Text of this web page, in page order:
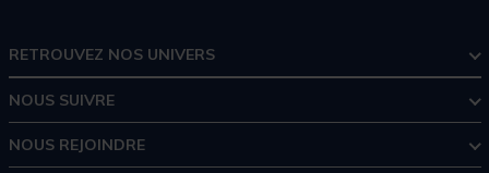
RETROUVEZ NOS UNIVERS
NOUS SUIVRE
NOUS REJOINDRE